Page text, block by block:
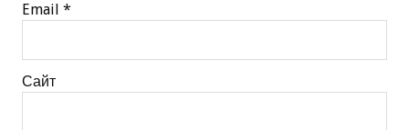
Email *
Сайт